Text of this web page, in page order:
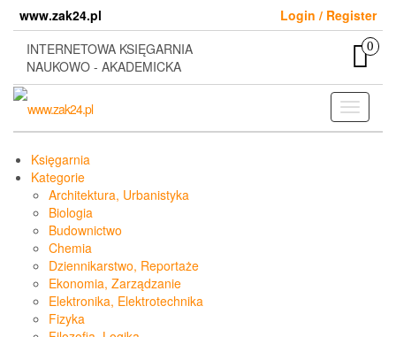
content
www.zak24.pl
Login / Register
INTERNETOWA KSIĘGARNIA
NAUKOWO - AKADEMICKA
0
Toggle
Księgarnia
Kategorie
Architektura, Urbanistyka
Biologia
Budownictwo
Chemia
Dziennikarstwo, Reportaże
Ekonomia, Zarządzanie
Elektronika, Elektrotechnika
Fizyka